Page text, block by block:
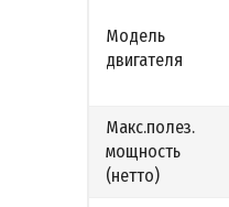
Модель
двигателя
Макс.полез.
мощность
(нетто)